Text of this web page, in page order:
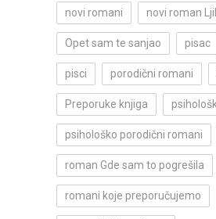
novi romani novi roman
Opet sam te sanjao pisac
pisci porodični romani
Preporuke knjiga
psihološko porodični romani
roman Gde sam to pogrešila
romani koje preporučujemo